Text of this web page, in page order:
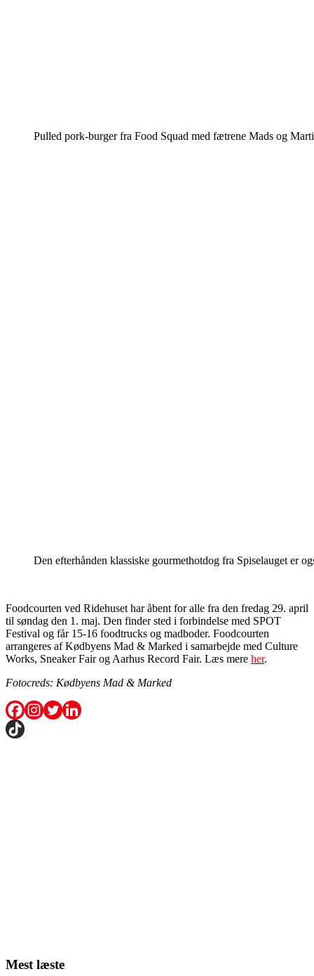
Pulled pork-burger fra Food Squad med fætrene Mads og
Den efterhånden klassiske gourmethotdog fra Spiselauget er
Foodcourten ved Ridehuset har åbent for alle fra den fredag 29. april
til søndag den 1. maj. Den finder sted i forbindelse med SPOT
Festival og får 15-16 foodtrucks og madboder. Foodcourten
arrangeres af Kødbyens Mad & Marked i samarbejde med Culture
Works, Sneaker Fair og Aarhus Record Fair. Læs mere her.
Fotocreds: Kødbyens Mad & Marked
Mest læste